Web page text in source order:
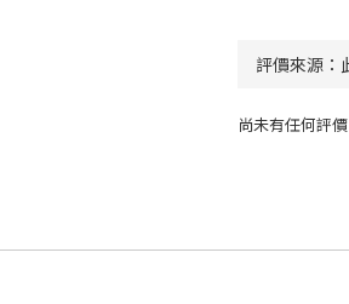
尚未有任何評價